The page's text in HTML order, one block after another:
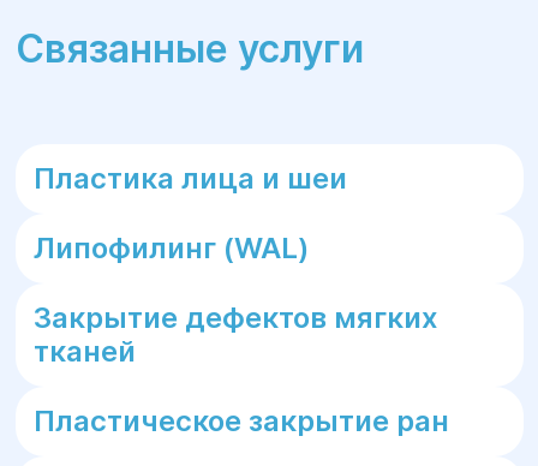
Связанные услуги
Пластика лица и шеи
Липофилинг (WAL)
Закрытие дефектов мягких
тканей
Пластическое закрытие ран